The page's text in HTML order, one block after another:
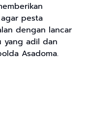
pesta
dengan lancar
yang adil dan
Asadoma.